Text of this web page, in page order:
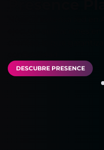
DESCUBRE PRESENCE